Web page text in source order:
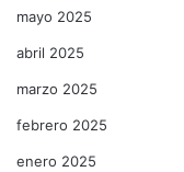
mayo 2025
abril 2025
marzo 2025
febrero 2025
enero 2025